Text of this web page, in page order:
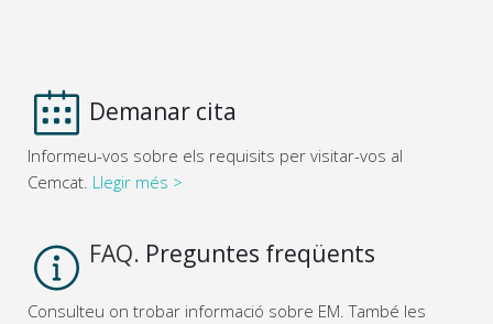
Demanar cita
Informeu-vos sobre els requisits per visitar-vos al
Cemcat. Llegir més >
FAQ. Preguntes freqüents
Consulteu on trobar informació sobre EM. També les